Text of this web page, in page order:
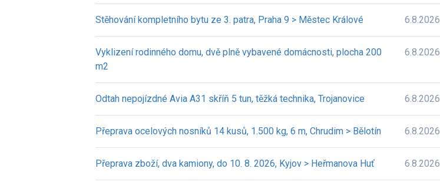
Stěhování kompletního bytu ze 3. patra, Praha 9 > Městec Králové 6.8.2026
Vyklizení rodinného domu, dvě plně vybavené domácnosti, plocha 200
m2
6.8.2026
Odtah nepojízdné Avia A31 skříň 5 tun, těžká technika, Trojanovice 6.8.2026
Přeprava ocelových nosníků 14 kusů, 1.500 kg, 6 m, Chrudim > Bělotín 6.8.2026
Přeprava zboží, dva kamiony, do 10. 8. 2026, Kyjov > Heřmanova Huť 6.8.2026